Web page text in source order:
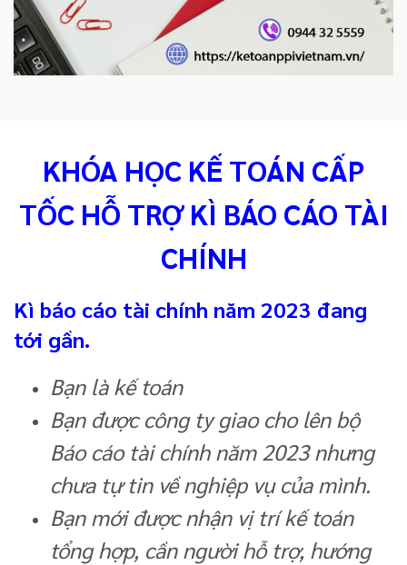
KHÓA HỌC KẾ TOÁN CẤP
TỐC HỖ TRỢ KÌ BÁO CÁO TÀI
CHÍNH
Kì báo cáo tài chính năm 2023 đang
tới gần.
Bạn là kế toán
Bạn được công ty giao cho lên bộ
Báo cáo tài chính năm 2023 nhưng
chưa tự tin về nghiệp vụ của mình.
Bạn mới được nhận vị trí kế toán
tổng hợp, cần người hỗ trợ, hướng